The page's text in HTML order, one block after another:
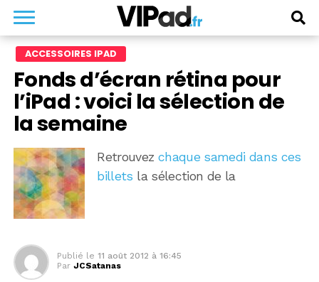
ACCESSOIRES IPAD
Fonds d’écran rétina pour
l’iPad : voici la sélection de
la semaine
Retrouvez chaque samedi dans ces
billets la sélection de la
Publié le 11 août 2012 à 16:45
Par JCSatanas